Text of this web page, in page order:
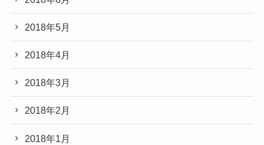
2018年5月
2018年4月
2018年3月
2018年2月
2018年1月